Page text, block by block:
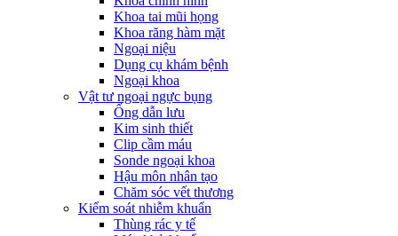
Khoa tai mũi họng
Khoa răng hàm mặt
Ngoại niệu
Dụng cụ khám bệnh
Ngoại khoa
Vật tư ngoại ngực bụng
Ống dẫn lưu
Kim sinh thiết
Clip cầm máu
Sonde ngoại khoa
Hậu môn nhân tạo
Chăm sóc vết thương
Kiểm soát nhiễm khuẩn
Thùng rác y tế